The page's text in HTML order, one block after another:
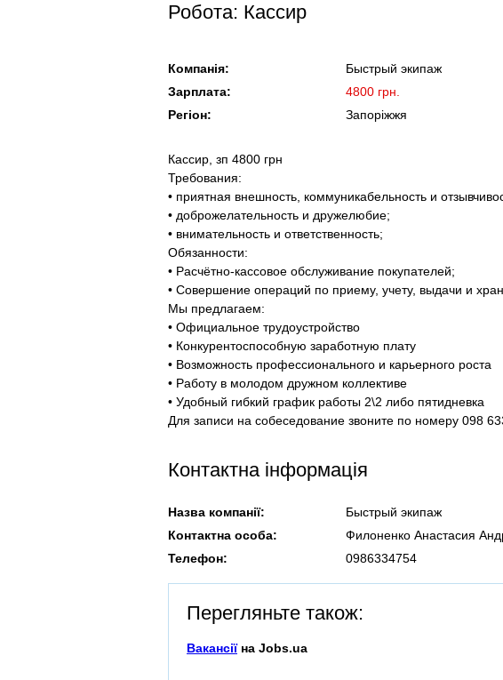
Робота: Кассир
Компанія:
Быстрый экипаж
Зарплата:
4800 грн.
Регіон:
Запоріжжя
Кассир, зп 4800 грн
Требования:
• приятная внешность, коммуникабельность и
• доброжелательность и дружелюбие;
• внимательность и ответственность;
Обязанности:
• Расчётно-кассовое обслуживание покупателей;
• Совершение операций по приему, учету, выдачи и
Мы предлагаем:
• Официальное трудоустройство
• Конкурентоспособную заработную плату
• Возможность профессионального и карьерного роста
• Работу в молодом дружном коллективе
• Удобный гибкий график работы 2\2 либо пятидневка
Для записи на собеседование звоните по номеру 098
Контактна інформація
Назва компанії:
Быстрый экипаж
Контактна особа:
Филоненко Анастасия
Телефон:
0986334754
Перегляньте також:
Вакансіїна Jobs.ua